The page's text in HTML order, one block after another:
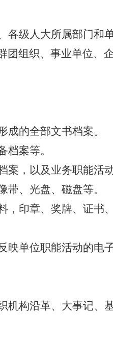
级人大所属部门和
团组织、事业单位、
的全部文书档案。
案等。
，以及业务职能活
、光盘、磁盘等。
印章、奖牌、证书
单位职能活动的电
构沿革、大事记、